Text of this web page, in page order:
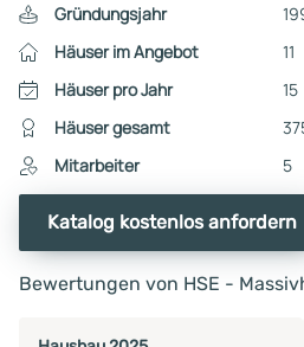
Gründungsjahr
Häuser im Angebot
11
Häuser pro Jahr
15
Häuser gesamt
Mitarbeiter
5
Katalog kostenlos anfordern
Bewertungen von HSE -